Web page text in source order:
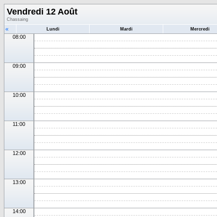
Vendredi 12 Août
Chassaing
« Lundi Mardi Mercredi
08:00
09:00
10:00
11:00
12:00
13:00
14:00